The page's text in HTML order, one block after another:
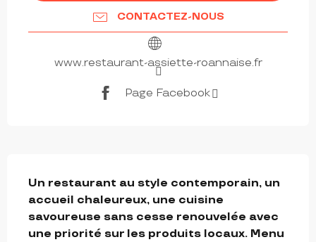
CONTACTEZ-NOUS
www.restaurant-assiette-roannaise.fr
Page Facebook
Un restaurant au style contemporain, un
accueil chaleureux, une cuisine
savoureuse sans cesse renouvelée avec
une priorité sur les produits locaux. Menu